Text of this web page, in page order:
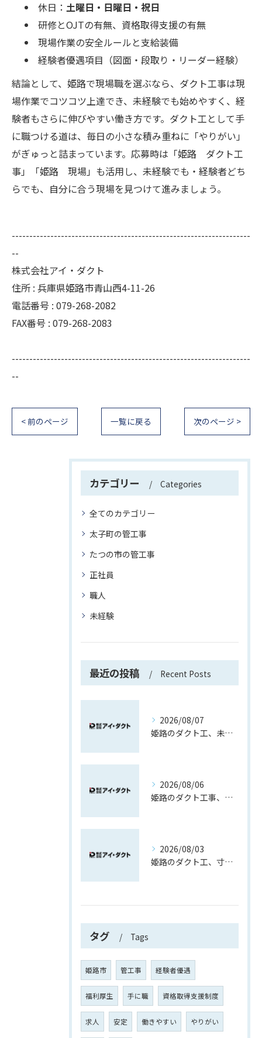
休日：土曜日・日曜日・祝日
研修とOJTの有無、資格取得支援の有無
現場作業の安全ルールと支給装備
経験者優遇項目（図面・段取り・リーダー経験）
結論として、姫路で現場職を選ぶなら、ダクト工事は現
場作業でコツコツ上達でき、未経験でも始めやすく、経
験者もさらに伸びやすい働き方です。ダクト工として手
に職つける道は、毎日の小さな積み重ねに「やりがい」
がぎゅっと詰まっています。応募時は「姫路 ダクト工
事」「姫路 現場」も活用し、未経験でも・経験者どち
らでも、自分に合う現場を見つけて進みましょう。
--------------------------------------------------------------------
--
株式会社アイ・ダクト
住所 : 兵庫県姫路市青山西4-11-26
電話番号 : 079-268-2082
FAX番号 : 079-268-2083
--------------------------------------------------------------------
--
< 前のページ 一覧に戻る 次のページ >
カテゴリー Categories
全てのカテゴリー
太子町の管工事
たつの市の管工事
正社員
職人
未経験
最近の投稿 Recent Posts
2026/08/07
姫路のダクト工、未経験でも先輩と覚える現場作業
2026/08/06
姫路のダクト工事、製作から取付で覚える現場職
2026/08/03
姫路のダクト工、寸法取りから育つ現場力
タグ Tags
姫路市 管工事 経験者優遇
福利厚生 手に職 資格取得支援制度
求人 安定 働きやすい やりがい